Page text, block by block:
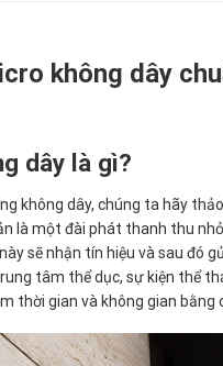
không dây
dây là gì?
không dây, chúng ta hãy
là một đài phát thanh thu
sẽ nhận tín hiệu và sau đó
tâm thể dục, sự kiện thể
thời gian và không gian bằng